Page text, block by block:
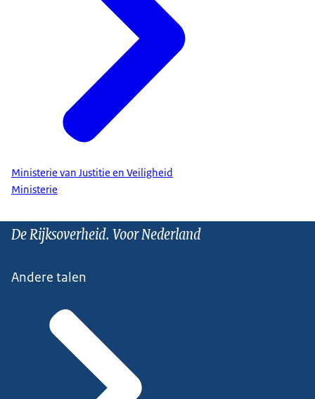
Ministerie van Justitie en Veiligheid
Ministerie
De Rijksoverheid. Voor Nederland
Andere talen